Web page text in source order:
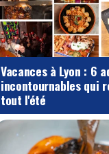
Vacances à Lyon : 6
incontournables qui
tout l'été